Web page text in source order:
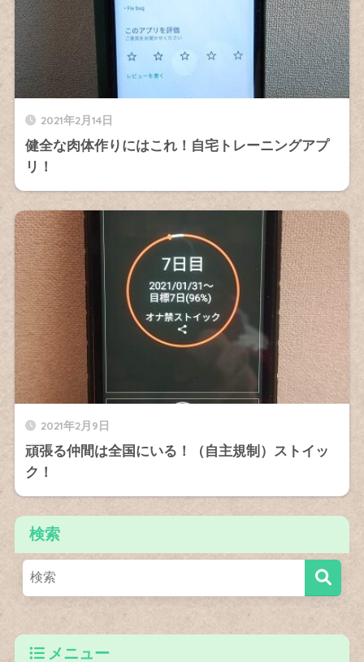
2021年2月14日
健全な肉体作りにはこれ！自宅トレーニングアプ
リ！
2021年2月9日
頑張る仲間は全国にいる！（自主規制）ストイッ
ク！
検索
メニュー